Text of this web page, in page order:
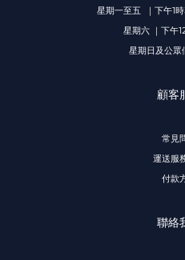
星期一至五 ｜下午1
星期六 ｜下午
星期日及公眾
顧客
常見
運送服
付款
聯絡